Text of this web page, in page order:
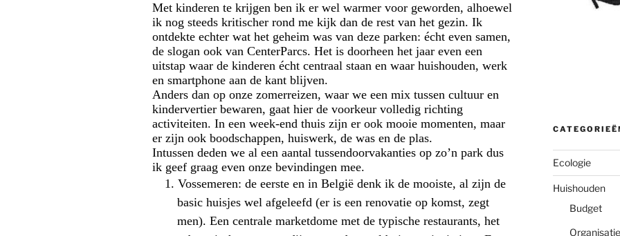
Met kinderen te krijgen ben ik er wel warmer voor geworden, alhoewel
ik nog steeds kritischer rond me kijk dan de rest van het gezin. Ik
ontdekte echter wat het geheim was van deze parken: écht even samen,
de slogan ook van CenterParcs. Het is doorheen het jaar even een
uitstap waar de kinderen écht centraal staan en waar huishouden, werk
en smartphone aan de kant blijven.
Anders dan op onze zomerreizen, waar we een mix tussen cultuur en
kindervertier bewaren, gaat hier de voorkeur volledig richting
activiteiten. In een week-end thuis zijn er ook mooie momenten, maar
er zijn ook boodschappen, huiswerk, de was en de plas.
Intussen deden we al een aantal tussendoorvakanties op zo’n park dus
ik geef graag even onze bevindingen mee.
1. Vossemeren: de eerste en in België denk ik de mooiste, al zijn de
basic huisjes wel afgeleefd (er is een renovatie op komst, zegt
men). Een centrale marketdome met de typische restaurants, het
Ecologie
Huishouden
Budget
Organisatie